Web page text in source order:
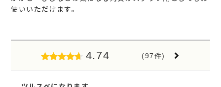
使いいただけます。
4.74 (97件)